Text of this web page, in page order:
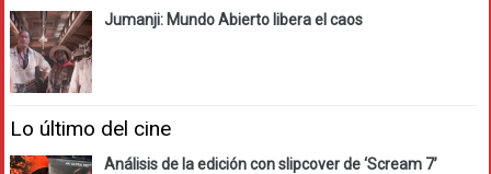
Jumanji: Mundo Abierto libera el caos
Lo último del cine
Análisis de la edición con slipcover de ‘Scream 7’